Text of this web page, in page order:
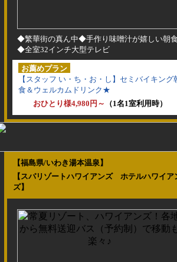
◆繁華街の真ん中◆手作り味噌汁が嬉しい朝
◆全室32インチ大型テレビ
お薦めプラン
【スタッフ い・ち・お・し】セミバイキング
食＆ウェルカムドリンク★
おひとり様4,980円～ （1名1室利用時）
【福島県/いわき湯本温泉】
【スパリゾートハワイアンズ ホテルハワイア
ズ】